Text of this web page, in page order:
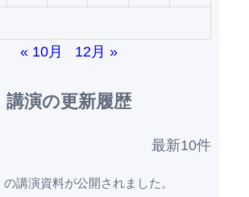
« 10月
12月 »
講演の更新履歴
最新10件
講演資料が公開されました。